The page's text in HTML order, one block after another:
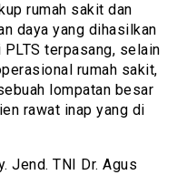
rumah sakit dan
daya yang dihasilkan
terpasang, selain
rumah sakit,
lompatan besar
rawat inap yang di
Jend. TNI Dr. Agus